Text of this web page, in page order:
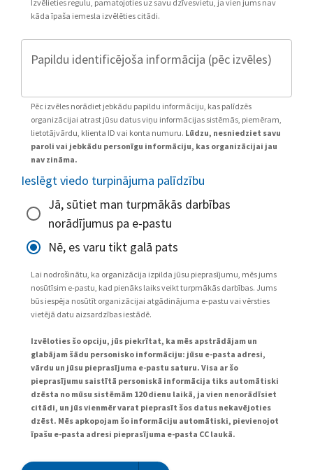
Izvēlieties regulu, pamatojoties uz savu dzīvesvietu, ja vien jums nav
kāda īpaša iemesla izvēlēties citādi.
Papildu identificējoša informācija (pēc izvēles)
Pēc izvēles norādiet jebkādu papildu informāciju, kas palīdzēs
organizācijai atrast jūsu datus viņu informācijas sistēmās, piemēram,
lietotājvārdu, klienta ID vai konta numuru. Lūdzu, nesniedziet savu
paroli vai jebkādu personīgu informāciju, kas organizācijai jau
nav zināma.
Ieslēgt viedo turpinājuma palīdzību
Jā, sūtiet man turpmākās darbības
norādījumus pa e-pastu
Nē, es varu tikt galā pats
Lai nodrošinātu, ka organizācija izpilda jūsu pieprasījumu, mēs jums
nosūtīsim e-pastu, kad pienāks laiks veikt turpmākās darbības. Jums
būs iespēja nosūtīt organizācijai atgādinājuma e-pastu vai vērsties
vietējā datu aizsardzības iestādē.
Izvēloties šo opciju, jūs piekrītat, ka mēs apstrādājam un
glabājam šādu personisko informāciju: jūsu e-pasta adresi,
vārdu un jūsu pieprasījuma e-pastu saturu. Visa ar šo
pieprasījumu saistītā personiskā informācija tiks automātiski
dzēsta no mūsu sistēmām 120 dienu laikā, ja vien nenorādīsiet
citādi, un jūs vienmēr varat pieprasīt šos datus nekavējoties
dzēst. Mēs apkopojam šo informāciju automātiski, pievienojot
īpašu e-pasta adresi pieprasījuma e-pasta CC laukā.